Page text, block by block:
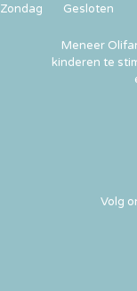
Volg
Meneer
kinderen te
Zondag
Gesloten